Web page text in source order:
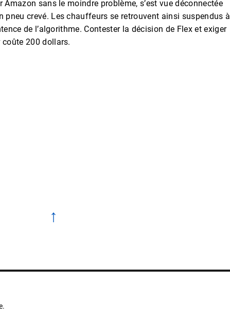
sans le moindre problème, s’est vue déconnectée
pneu crevé. Les chauffeurs se retrouvent ainsi suspendus à
de l’algorithme. Contester la décision de Flex et exiger
200 dollars.
↑